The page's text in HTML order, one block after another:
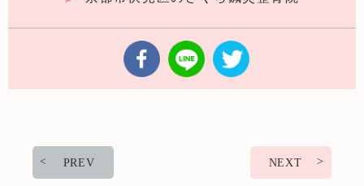
PREV NEXT